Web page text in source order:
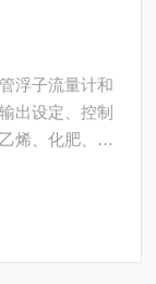
浮子流量计和
出设定、控制
烯、化肥、钢
液位测量等过